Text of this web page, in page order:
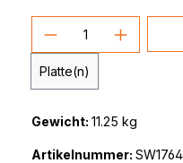
Produkt
Platte(n)
Gewicht: 11.25 kg
Artikelnummer: